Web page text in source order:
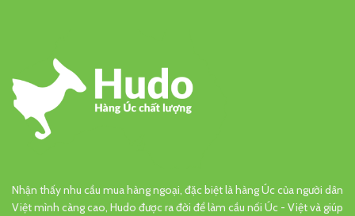
Nhận thấy nhu cầu mua hàng ngoại, đặc biệt là hàng Úc của người dân
Việt mình càng cao, Hudo được ra đời để làm cầu nối Úc - Việt và giúp